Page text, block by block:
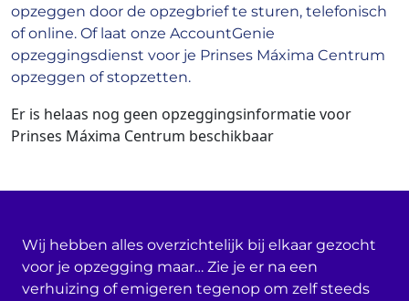
opzeggen door de opzegbrief te sturen, telefonisch
of online. Of laat onze AccountGenie
opzeggingsdienst voor je Prinses Máxima Centrum
opzeggen of stopzetten.
Er is helaas nog geen opzeggingsinformatie voor
Prinses Máxima Centrum beschikbaar
Wij hebben alles overzichtelijk bij elkaar gezocht
voor je opzegging maar… Zie je er na een
verhuizing of emigeren tegenop om zelf steeds